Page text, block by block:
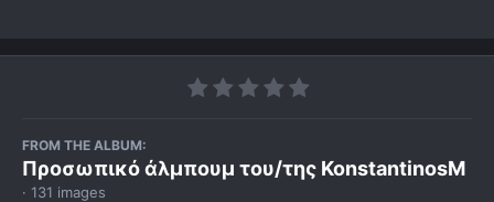
FROM THE ALBUM:
Προσωπικό άλμπουμ του/της KonstantinosM
· 131 images